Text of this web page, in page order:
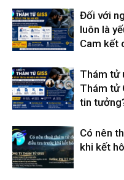
cong
Đối với
luôn là
Cam kết
Thám tử
Thám tử
tin
Có nên
khi kết